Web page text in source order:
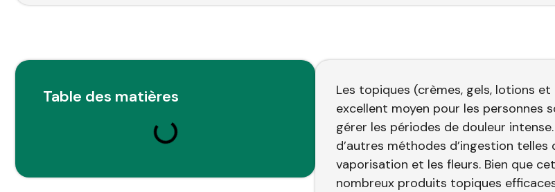
Table des matières
​​Les topiques (crèmes, gels, lotions
excellent moyen pour les personnes
gérer les périodes de douleur
d’autres méthodes d’ingestion
vaporisation et les fleurs. Bien que
nombreux produits topiques